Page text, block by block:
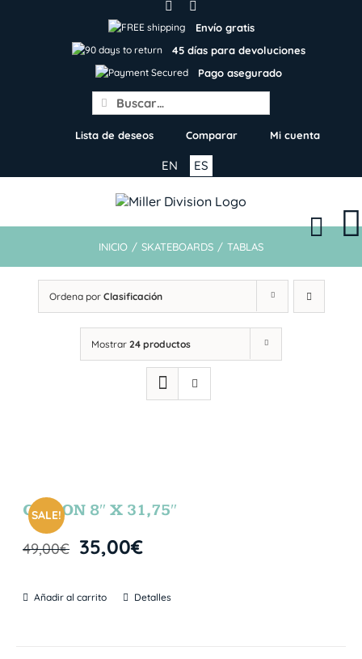
Envío gratis
45 días para devoluciones
Pago asegurado
Search
for:
Lista de deseos Comparar Mi cuenta
ES
EN
INICIO / SKATEBOARDS / TABLAS
Ordena por Clasificación
Mostrar 24 productos
SALE!
GIBSON 8″ X 31,75″
49,00€ 35,00€
Añadir al carrito Detalles